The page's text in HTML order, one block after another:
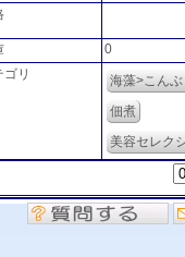
0
ゴリ
海藻>こん
佃煮
美容セレク